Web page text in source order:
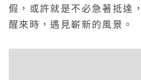
假，或許就是不必急著抵達
醒來時，遇見嶄新的風景。